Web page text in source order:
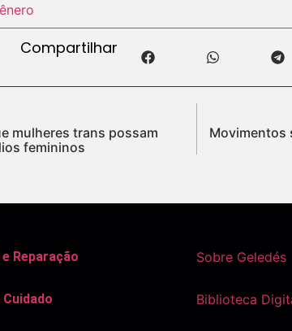
Compartilhar
mulheres trans possam
femininos
Movimentos
Reparação
Cuidado
Sobre Geledés
Biblioteca